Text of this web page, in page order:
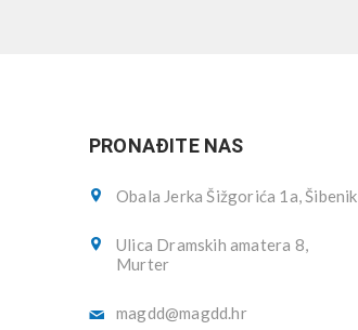
PRONAĐITE NAS
Obala Jerka Šižgorića 1a, Šibenik
Ulica Dramskih amatera 8,
Murter
magdd@magdd.hr